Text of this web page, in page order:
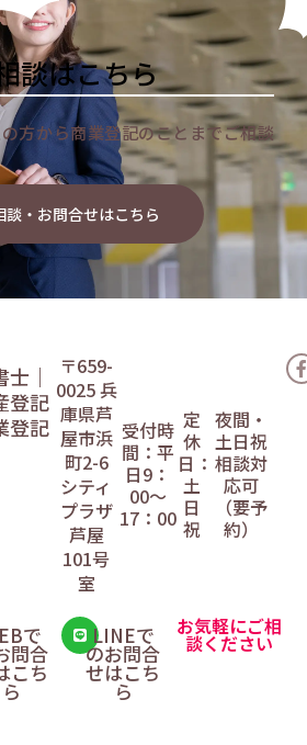
談はこちら
方から商業登記のことまでご相談
談・お問合せはこちら
士｜
登記
登記
〒659-
0025兵
庫県芦
屋市浜
町2-6
シティ
プラザ
芦屋
101号
室
受付時
間：平
日9：
00〜
17：00
定
休
日：
土
日
祝
夜間・
土日祝
相談対
応可
（要予
約）
で
問合
こち
ら
LINEで
のお問合
せはこち
ら
お気軽にご相
談ください